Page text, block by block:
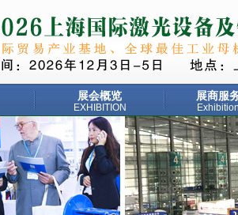
展会概览
EXHIBITION
展商服